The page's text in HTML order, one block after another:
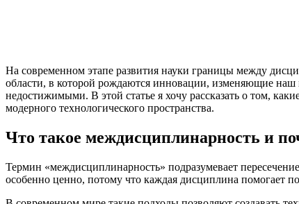
На современном этапе развития науки границы между
области, в которой рождаются инновации, изменяющие
недостижимыми. В этой статье я хочу рассказать о том,
модерного технологического пространства.
Что такое междисциплинарность и
Термин «междисциплинарность» подразумевает
особенно ценно, потому что каждая дисциплина помогает